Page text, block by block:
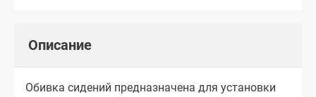
Описание
Обивка сидений предназначена для установки